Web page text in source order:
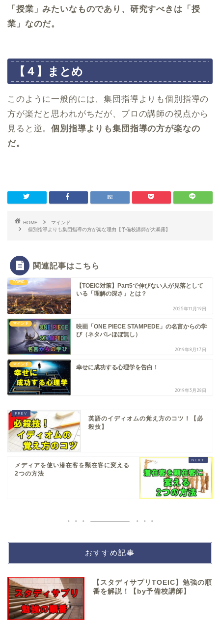
「授業」みたいなものであり、研究すべきは「授
業」なのだ。
【４】まとめ
このように一般的には、集団指導よりも個別指導の
方が楽だと思われがちだが、プロの講師の視点から
見ると逆。個別指導よりも集団指導の方が楽なの
だ。
HOME
マインド
個別指導よりも集団指導の方が楽な理由【予備校講師が大暴露】
関連記事はこちら
TOEIC
【TOEIC対策】Part5で伸びない人が見落として
いる「理解の深さ」とは？
2025年11月19日
マインド
映画「ONE PIECE STAMPEDE」の名言からの学
び（ネタバレほぼ無し）
2019年8月17日
マインド 幸せに成功する心理学を告白！
2019年3月28日
英語のイディオムの覚え方のコツ！【必
殺技】
メディアを使い潜在客を顕在客に変える
2つの方法
おすすめ記事
【スタディサプリTOEIC】勉強の順
番を解説！【by予備校講師】